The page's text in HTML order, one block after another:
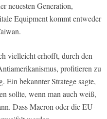
neuesten Generation,
Equipment kommt entweder
vielleicht erhofft, durch den
profitieren zu
Ein bekannter Stratege sagte,
sollte, wenn man auch weiß,
Dass Macron oder die EU-